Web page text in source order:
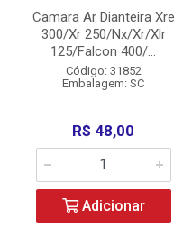
Camara Ar Dianteira Xre
300/Xr 250/Nx/Xr/Xlr
125/Falcon 400/...
Código: 31852
Embalagem: SC
R$ 48,00
Adicionar